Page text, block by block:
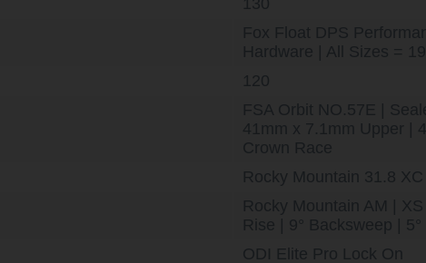
130
120
Rocky Mountain 31.8
ODI Elite Pro Lock On